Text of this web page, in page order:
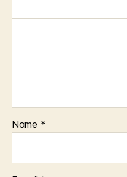
Nome *